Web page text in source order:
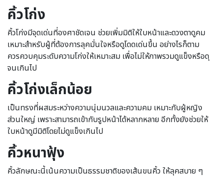
คิ้วโก่ง
คิ้วโก่งมีจุดเด่นที่องศาชัดเจน ช่วยเพิ่มมิติให้ใบหน้าและดวงตาดูคม
เหมาะสำหรับผู้ที่ต้องการลุคมั่นใจหรือดูโดดเด่นขึ้น อย่างไรก็ตาม
ควรควบคุมระดับความโก่งให้เหมาะสม เพื่อไม่ให้ภาพรวมดูแข็งหรือดุ
จนเกินไป
คิ้วโก่งเล็กน้อย
เป็นทรงที่ผสมระหว่างความนุ่มนวลและความคม เหมาะกับผู้หญิง
ส่วนใหญ่ เพราะสามารถเข้ากับรูปหน้าได้หลากหลาย อีกทั้งยังช่วยให้
ใบหน้าดูมีมิติโดยไม่ดูแข็งเกินไป
คิ้วหนาฟุ้ง
คิ้วลักษณะนี้เน้นความเป็นธรรมชาติของเส้นขนคิ้ว ให้ลุคสบาย ๆ